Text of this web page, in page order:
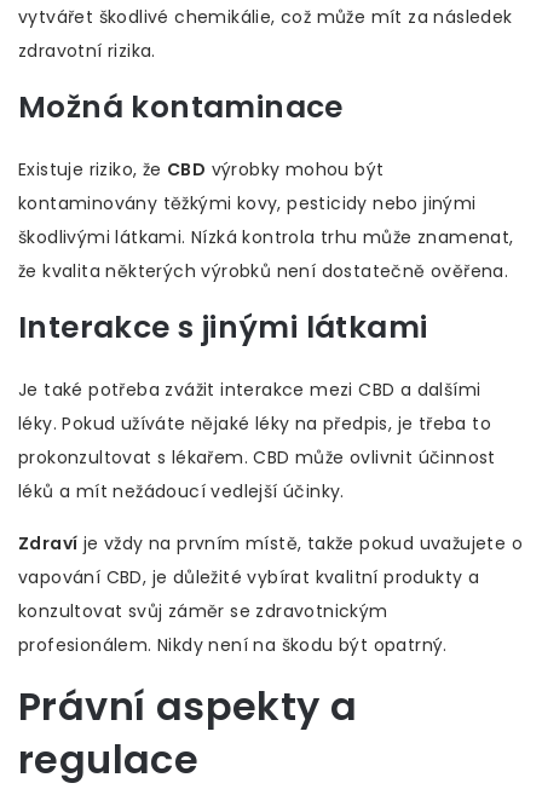
vytvářet škodlivé chemikálie, což může mít za následek
zdravotní rizika.
Možná kontaminace
Existuje riziko, že CBD výrobky mohou být
kontaminovány těžkými kovy, pesticidy nebo jinými
škodlivými látkami. Nízká kontrola trhu může znamenat,
že kvalita některých výrobků není dostatečně ověřena.
Interakce s jinými látkami
Je také potřeba zvážit interakce mezi CBD a dalšími
léky. Pokud užíváte nějaké léky na předpis, je třeba to
prokonzultovat s lékařem. CBD může ovlivnit účinnost
léků a mít nežádoucí vedlejší účinky.
Zdraví je vždy na prvním místě, takže pokud uvažujete o
vapování CBD, je důležité vybírat kvalitní produkty a
konzultovat svůj záměr se zdravotnickým
profesionálem. Nikdy není na škodu být opatrný.
Právní aspekty a
regulace